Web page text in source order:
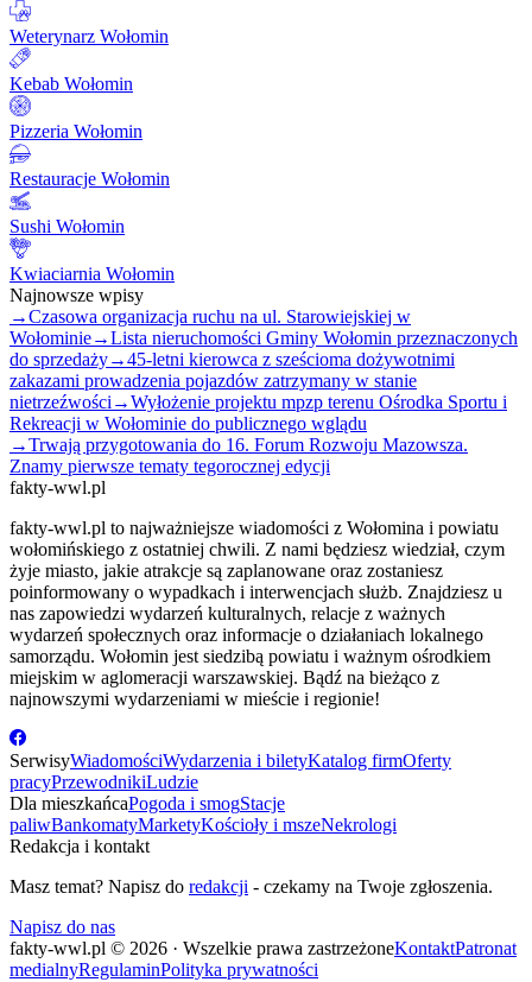
Weterynarz Wołomin
Kebab Wołomin
Pizzeria Wołomin
Restauracje Wołomin
Sushi Wołomin
Kwiaciarnia Wołomin
Najnowsze wpisy
→Czasowa organizacja ruchu na ul. Starowiejskiej w
Wołominie→Lista nieruchomości Gminy Wołomin przeznaczonych
do sprzedaży→45-letni kierowca z sześcioma dożywotnimi
zakazami prowadzenia pojazdów zatrzymany w stanie
nietrzeźwości →Wyłożenie projektu mpzp terenu Ośrodka Sportu i
Rekreacji w Wołominie do publicznego wglądu
→Trwają przygotowania do 16. Forum Rozwoju Mazowsza.
Znamy pierwsze tematy tegorocznej edycji
fakty-wwl.pl
fakty-wwl.pl to najważniejsze wiadomości z Wołomina i powiatu
wołomińskiego z ostatniej chwili. Z nami będziesz wiedział, czym
żyje miasto, jakie atrakcje są zaplanowane oraz zostaniesz
poinformowany o wypadkach i interwencjach służb. Znajdziesz u
nas zapowiedzi wydarzeń kulturalnych, relacje z ważnych
wydarzeń społecznych oraz informacje o działaniach lokalnego
samorządu. Wołomin jest siedzibą powiatu i ważnym ośrodkiem
miejskim w aglomeracji warszawskiej. Bądź na bieżąco z
najnowszymi wydarzeniami w mieście i regionie!
SerwisyWiadomościWydarzenia i biletyKatalog firmOferty
pracyPrzewodnikiLudzie
Dla mieszkańcaPogoda i smogStacje
paliwBankomatyMarketyKościoły i mszeNekrologi
Redakcja i kontakt
Masz temat? Napisz do redakcji - czekamy na Twoje zgłoszenia.
Napisz do nas
fakty-wwl.pl © 2026 · Wszelkie prawa zastrzeżoneKontaktPatronat
medialnyRegulaminPolityka prywatności